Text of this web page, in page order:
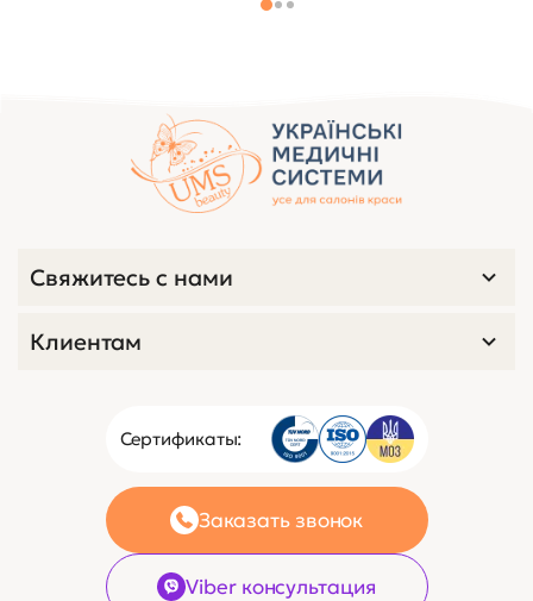
Сертификаты:
Заказать звонок
Viber консультация
Свяжитесь с нами
Клиентам